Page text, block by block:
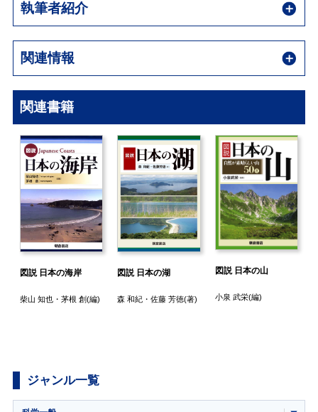
執筆者紹介
関連情報
関連書籍
図説 日本の海岸
柴山 知也・ 茅根 創(編)
図説 日本の湖
森 和紀 ・佐藤 芳徳(著)
図説 日本の山
小泉 武栄(編)
ジャンル一覧